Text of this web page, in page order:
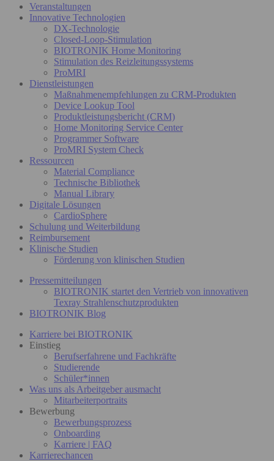
Veranstaltungen
Innovative Technologien
DX-Technologie
Closed-Loop-Stimulation
BIOTRONIK Home Monitoring
Stimulation des Reizleitungssystems
ProMRI
Dienstleistungen
Maßnahmenempfehlungen zu CRM-Produkten
Device Lookup Tool
Produktleistungsbericht (CRM)
Home Monitoring Service Center
Programmer Software
ProMRI System Check
Ressourcen
Material Compliance
Technische Bibliothek
Manual Library
Digitale Lösungen
CardioSphere
Schulung und Weiterbildung
Reimbursement
Klinische Studien
Förderung von klinischen Studien
Pressemitteilungen
BIOTRONIK startet den Vertrieb von innovativen
Texray Strahlenschutzprodukten
BIOTRONIK Blog
Karriere bei BIOTRONIK
Einstieg
Berufserfahrene und Fachkräfte
Studierende
Schüler*innen
Was uns als Arbeitgeber ausmacht
Mitarbeiterportraits
Bewerbung
Bewerbungsprozess
Onboarding
Karriere | FAQ
Karrierechancen